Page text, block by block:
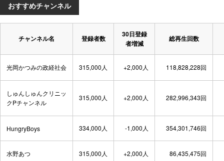
おすすめチャンネル
チャンネル名 登録者数
30日登録
者増減
総再生回数
光岡かつみの政経社会 315,000人 +2,000人 118,828,228回
しゅんしゅんクリニッ
クPチャンネル
315,000人 +2,000人 282,996,343回
HungryBoys 334,000人 -1,000人 354,301,746回
水野あつ 315,000人 +2,000人 86,435,475回